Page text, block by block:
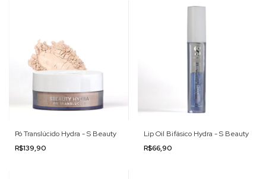
Pó Translúcido Hydra - S Beauty
R$139,90
Lip Oil Bifásico Hydra - S Beauty
R$66,90